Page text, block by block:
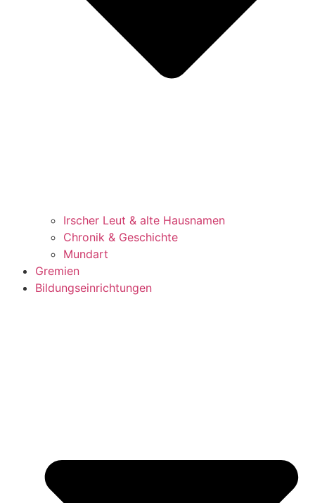
Irscher Leut & alte Hausnamen
Chronik & Geschichte
Mundart
Gremien
Bildungseinrichtungen